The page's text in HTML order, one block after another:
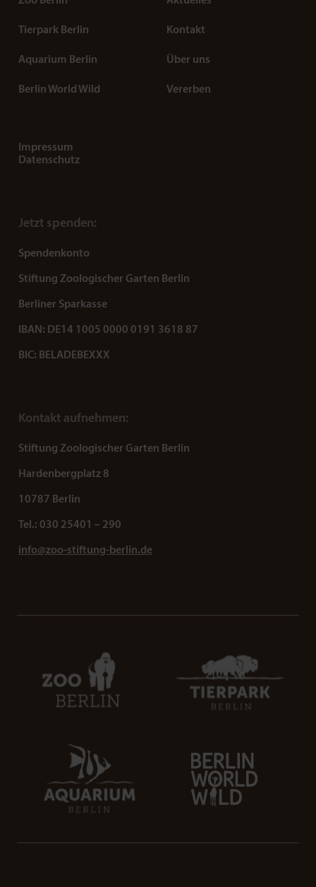
Tierpark Berlin
Aquarium Berlin
Berlin World Wild
Kontakt
Über uns
Vererben
Impressum
Datenschutz
Jetzt spenden:
Spendenkonto
Stiftung Zoologischer Garten Berlin
Berliner Sparkasse
IBAN: DE14 1005 0000 0191 3618 87
BIC: BELADEBEXXX
Kontakt aufnehmen:
Stiftung Zoologischer Garten Berlin
Hardenbergplatz 8
10787 Berlin
Tel.: 030 25401 – 290
info@zoo-stiftung-berlin.de